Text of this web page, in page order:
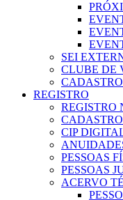
SEI
CLUBE DE
REGISTRO
REGISTRO
CIP
PESSOAS
PESSOAS
ACERVO